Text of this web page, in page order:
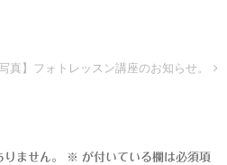
真】フォトレッスン講座のお知らせ。
ません。 ※ が付いている欄は必須項